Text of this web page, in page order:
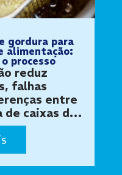
gordura para
alimentação:
processo
reduz
falhas
entre
de caixas de
e redes
seguir um